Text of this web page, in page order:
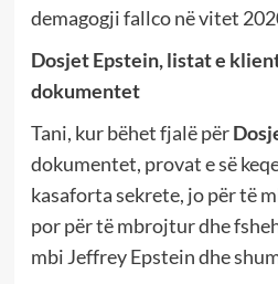
demagogji fallco nëvitet
Dosjet Epstein, listat e
dokumentet
Tani, kur bëhet fjalë për
dokumentet, provat e së
kasaforta sekrete, jo për të
por për të mbrojtur dhe
mbi Jeffrey Epstein dhe